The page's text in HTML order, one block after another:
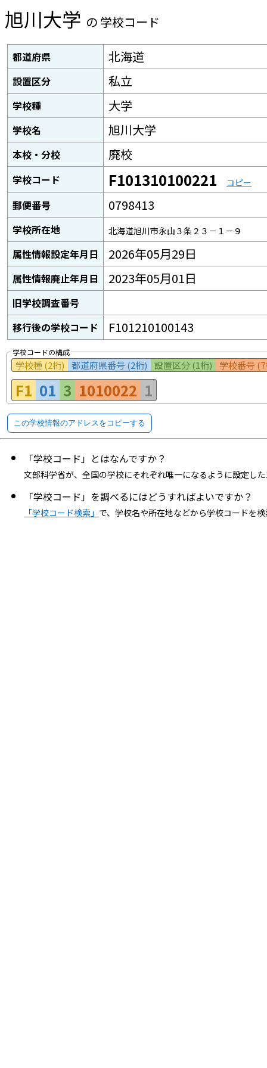
旭川大学 の 学校コード
都道府県 北海道
設置区分 私立
学校種 大学
学校名 旭川大学
本校・分校 廃校
学校コード F101310100221 コピー
郵便番号 0798413
学校所在地 北海道旭川市永山３条２３－１－９
属性情報設定年月日 2026年05月29日
属性情報廃止年月日 2023年05月01日
旧学校調査番号
移行後の学校コード
F101210100143
学校コードの構成
学校種 (2桁) 都道府県番号 (2桁) 設置区分 (1桁) 学校番号
F1 01 3 1010022 1
この学校情報のアドレスをコピーする
「学校コード」とはなんですか？
文部科学省が、全国の学校にそれぞれ唯一になるように設定し
「学校コード」を調べるにはどうすればよいですか？
「学校コード検索」 で、学校名や所在地などから学校コードを